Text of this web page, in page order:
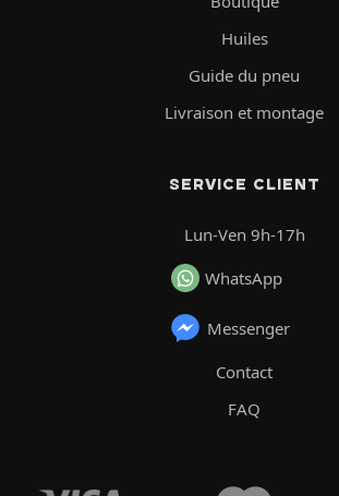
Huiles
Guide du pneu
Livraison et montage
SERVICE CLIENT
Lun-Ven 9h-17h
WhatsApp
Messenger
Contact
FAQ